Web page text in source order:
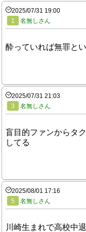
2025/07/31 19:00
1
名無しさん
酔っていれば無罪と
2025/07/31 21:03
3
名無しさん
盲目的ファンからタ
してる
2025/08/01 17:16
5
名無しさん
川崎生まれで高校中